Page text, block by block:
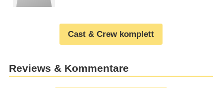
Cast & Crew komplett
Reviews & Kommentare